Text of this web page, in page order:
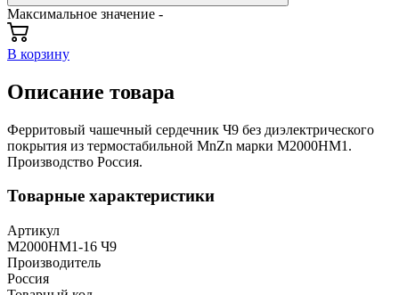
Максимальное значение -
В корзину
Описание товара
Ферритовый чашечный сердечник Ч9 без диэлектрического
покрытия из термостабильной MnZn марки М2000НМ1.
Производство Россия.
Товарные характеристики
Артикул
М2000НМ1-16 Ч9
Производитель
Россия